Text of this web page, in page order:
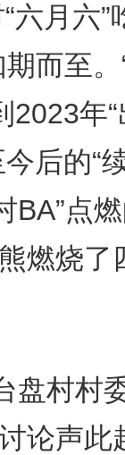
月六”
而至。
2023年
后的“
BA”点
燃烧了
村村
论声此